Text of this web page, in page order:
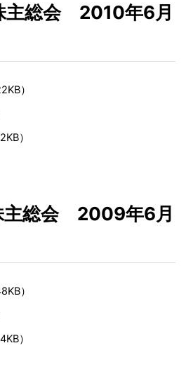
主総会 2010年6月
）
）
主総会 2009年6月
）
）